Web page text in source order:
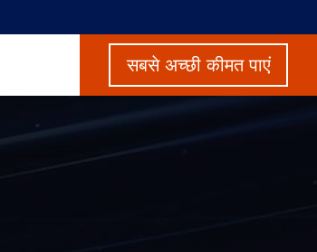
सबसे अच्छी कीमत पाएं